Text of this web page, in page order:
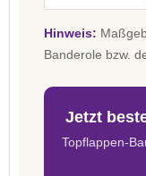
Hinweis:
Banderole bzw.
Jetzt
Topflappen-